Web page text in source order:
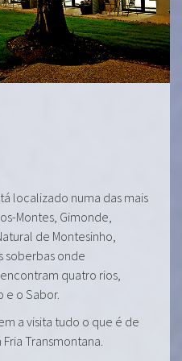
localizado numa das mais
Montes, Gimonde,
de Montesinho,
soberbas onde
quatro rios,
e o Sabor.
a visita tudo o que é de
Transmontana.